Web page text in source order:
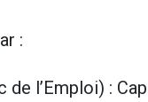
:
de l’Emploi) : Cap